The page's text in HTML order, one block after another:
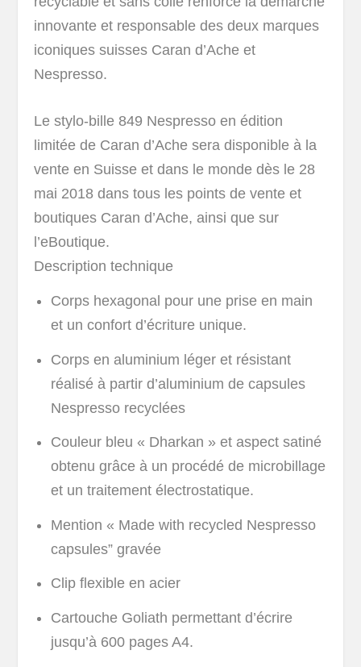
innovante et responsable des deux marques
iconiques suisses Caran d’Ache et
Nespresso.
Le stylo-bille 849 Nespresso en édition
limitée de Caran d’Ache sera disponible à la
vente en Suisse et dans le monde dès le 28
mai 2018 dans tous les points de vente et
boutiques Caran d’Ache, ainsi que sur
l’eBoutique.
Description technique
Corps hexagonal pour une prise en main
et un confort d’écriture unique.
Corps en aluminium léger et résistant
réalisé à partir d’aluminium de capsules
Nespresso recyclées
Couleur bleu « Dharkan » et aspect satiné
obtenu grâce à un procédé de microbillage
et un traitement électrostatique.
Mention « Made with recycled Nespresso
capsules” gravée
Clip flexible en acier
Cartouche Goliath permettant d’écrire
jusqu’à 600 pages A4.